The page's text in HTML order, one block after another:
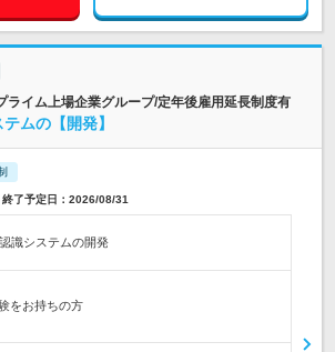
ライム上場企業グループ/定年後雇用延長制度有
ムの【開発】
了予定日：2026/08/31
識システムの開発
をお持ちの方